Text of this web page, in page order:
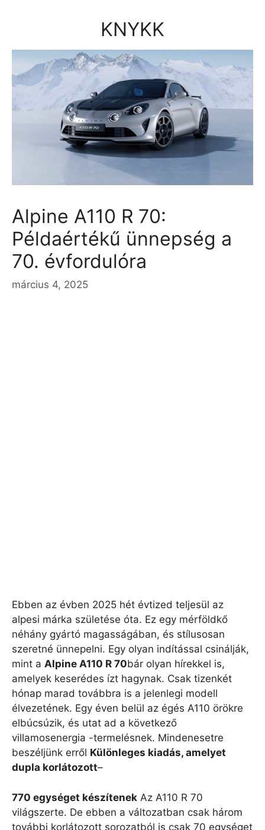
KNYKK
Alpine A110 R 70:
Példaértékű ünnepség a
70. évfordulóra
március 4, 2025
Ebben az évben 2025 hét évtized teljesül az
alpesi márka születése óta. Ez egy mérföldkő
néhány gyártó magasságában, és stílusosan
szeretné ünnepelni. Egy olyan indítással csinálják,
mint a Alpine A110 R 70bár olyan hírekkel is,
amelyek keserédes ízt hagynak. Csak tizenkét
hónap marad továbbra is a jelenlegi modell
élvezetének. Egy éven belül az égés A110 örökre
elbúcsúzik, és utat ad a következő
villamosenergia -termelésnek. Mindenesetre
beszéljünk erről Különleges kiadás, amelyet
dupla korlátozott–
770 egységet készítenek Az A110 R 70
világszerte. De ebben a változatban csak három
további korlátozott sorozatból is csak 70 egységet